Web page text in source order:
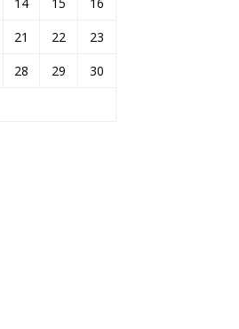
21 22
23
28 29
30